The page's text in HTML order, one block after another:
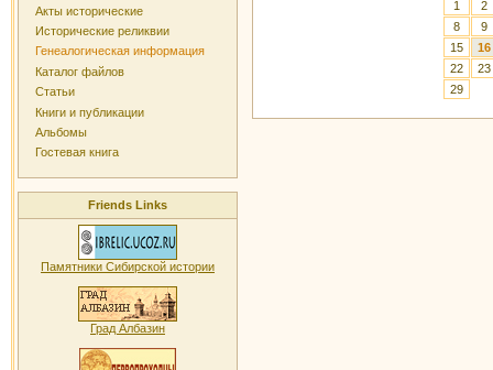
Акты исторические
Исторические реликвии
Генеалогическая информация
Каталог файлов
Статьи
Книги и публикации
Альбомы
Гостевая книга
Friends Links
Памятники Сибирской истории
Град Албазин
1
2
8
9
15
16
22
23
29